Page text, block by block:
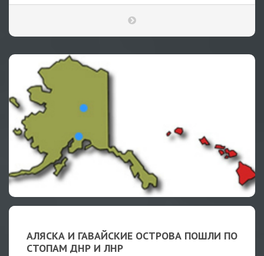
АЛЯСКА И ГАВАЙСКИЕ ОСТРОВА ПОШЛИ ПО
СТОПАМ ДНР И ЛНР